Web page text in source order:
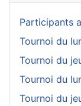
Participants
Tournoi du
Tournoi du
Tournoi du
Tournoi du